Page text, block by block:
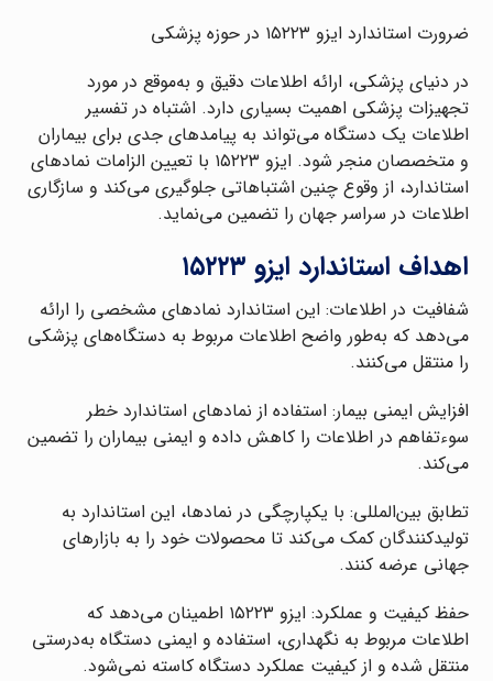
ضرورت استاندارد ایزو ۱۵۲۲۳ در حوزه پزشکی
در دنیای پزشکی، ارائه اطلاعات دقیق و به‌موقع در مورد
تجهیزات پزشکی اهمیت بسیاری دارد. اشتباه در تفسیر
اطلاعات یک دستگاه می‌تواند به پیامدهای جدی برای بیماران
و متخصصان منجر شود. ایزو ۱۵۲۲۳ با تعیین الزامات نمادهای
استاندارد، از وقوع چنین اشتباهاتی جلوگیری می‌کند و سازگاری
اطلاعات در سراسر جهان را تضمین می‌نماید.
اهداف استاندارد ایزو ۱۵۲۲۳
شفافیت در اطلاعات: این استاندارد نمادهای مشخصی را ارائه
می‌دهد که به‌طور واضح اطلاعات مربوط به دستگاه‌های پزشکی
را منتقل می‌کنند.
افزایش ایمنی بیمار: استفاده از نمادهای استاندارد خطر
سوءتفاهم در اطلاعات را کاهش داده و ایمنی بیماران را تضمین
می‌کند.
تطابق بین‌المللی: با یکپارچگی در نمادها، این استاندارد به
تولیدکنندگان کمک می‌کند تا محصولات خود را به بازارهای
جهانی عرضه کنند.
حفظ کیفیت و عملکرد: ایزو ۱۵۲۲۳ اطمینان می‌دهد که
اطلاعات مربوط به نگهداری، استفاده و ایمنی دستگاه به‌درستی
منتقل شده و از کیفیت عملکرد دستگاه کاسته نمی‌شود.